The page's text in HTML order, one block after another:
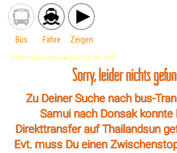
Bus Fähre Zeigen
'TH',Koh Samui,Donsak,bus,'0','0','de','EUR'
Sorry, leider nichts
Zu Deiner Suche nach bus-
Samui nach Donsak konnte
Direkttransfer auf Thailandsun
Evt. muss Du einen